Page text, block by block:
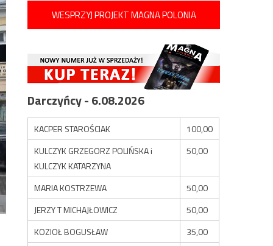
WESPRZYJ PROJEKT MAGNA POLONIA
Darczyńcy - 6.08.2026
KACPER STAROŚCIAK
100,00
KULCZYK GRZEGORZ POLIŃSKA i
KULCZYK KATARZYNA
50,00
MARIA KOSTRZEWA
50,00
JERZY T MICHAJŁOWICZ
50,00
KOZIOŁ BOGUSŁAW
35,00